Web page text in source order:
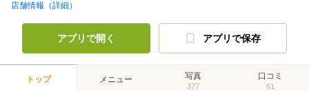
店舗情報（詳細）
アプリで開く アプリで保存
トップ メニュー 写真
377
口コミ
61